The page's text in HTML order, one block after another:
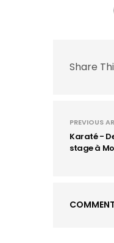
Share
PREVIOUS
Karaté -
stage à